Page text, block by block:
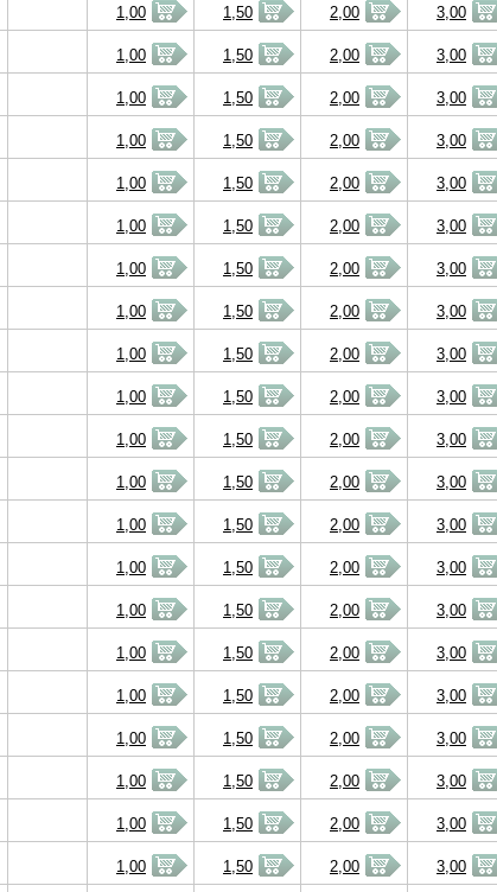
1,00 1,50 2,00 3,00
1,00 1,50 2,00 3,00
1,00 1,50 2,00 3,00
1,00 1,50 2,00 3,00
1,00 1,50 2,00 3,00
1,00 1,50 2,00 3,00
1,00 1,50 2,00 3,00
1,00 1,50 2,00 3,00
1,00 1,50 2,00 3,00
1,00 1,50 2,00 3,00
1,00 1,50 2,00 3,00
1,00 1,50 2,00 3,00
1,00 1,50 2,00 3,00
1,00 1,50 2,00 3,00
1,00 1,50 2,00 3,00
1,00 1,50 2,00 3,00
1,00 1,50 2,00 3,00
1,00 1,50 2,00 3,00
1,00 1,50 2,00 3,00
1,00 1,50 2,00 3,00
1,00 1,50 2,00 3,00